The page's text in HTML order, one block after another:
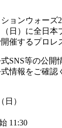
ションウォーズ
（日）に全日
催するプロレ
SNS等の公開
情報をご確認
日）
11:30